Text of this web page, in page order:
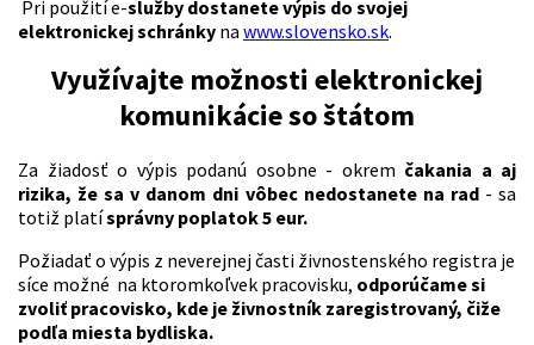
Pri použití e-služby dostanete výpis do svojej
elektronickejschránky na www.slovensko.sk.
Využívajte možnosti elektronickej
komunikácie so štátom
Za žiadosť o výpis podanú osobne - okrem čakania a aj
rizika, že sa v danom dni vôbec nedostanete na rad- sa
totiž platísprávny poplatok 5 eur.
Požiadať o výpis z neverejnej časti živnostenského registra je
síce možné na ktoromkoľvek pracovisku, odporúčame si
zvoliť pracovisko, kde je živnostník zaregistrovaný, čiže
podľa miesta bydliska.